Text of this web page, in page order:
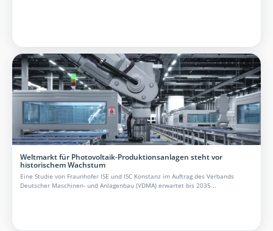
Weltmarkt für Photovoltaik-Produktionsanlagen steht vor
historischem Wachstum
Eine Studie von Fraunhofer ISE und ISC Konstanz im Auftrag des Verbands
Deutscher Maschinen- und Anlagenbau (VDMA) erwartet bis 2035...